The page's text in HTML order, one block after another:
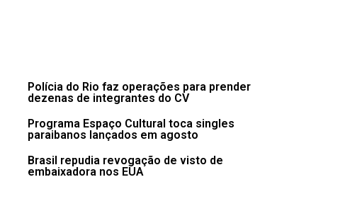
Polícia do Rio faz operações para prender
dezenas de integrantes do CV
Programa Espaço Cultural toca singles
paraibanos lançados em agosto
Brasil repudia revogação de visto de
embaixadora nos EUA